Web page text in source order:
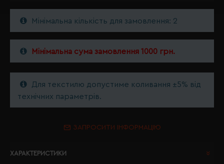
Мінімальна кількість для замовлення: 2
Мінімальна сума замовлення 1000 грн.
Для текстилю допустиме коливання ±5% від
технічних параметрів.
ЗАПРОСИТИ ІНФОРМАЦІЮ
ХАРАКТЕРИСТИКИ